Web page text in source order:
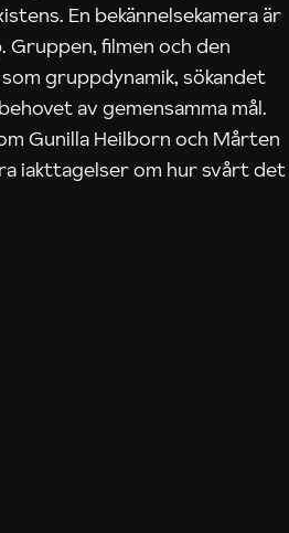
En bekännelsekamera är
filmen och den
gruppdynamik, sökandet
av gemensamma mål.
Gunilla Heilborn och Mårten
iakttagelser om hur svårt det